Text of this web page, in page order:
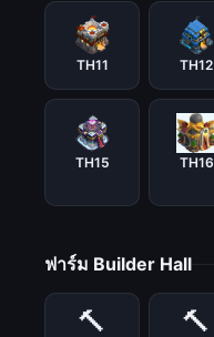
TH11 TH12
TH15 TH16
ฟาร์ม Builder Hall
🔨 🔨